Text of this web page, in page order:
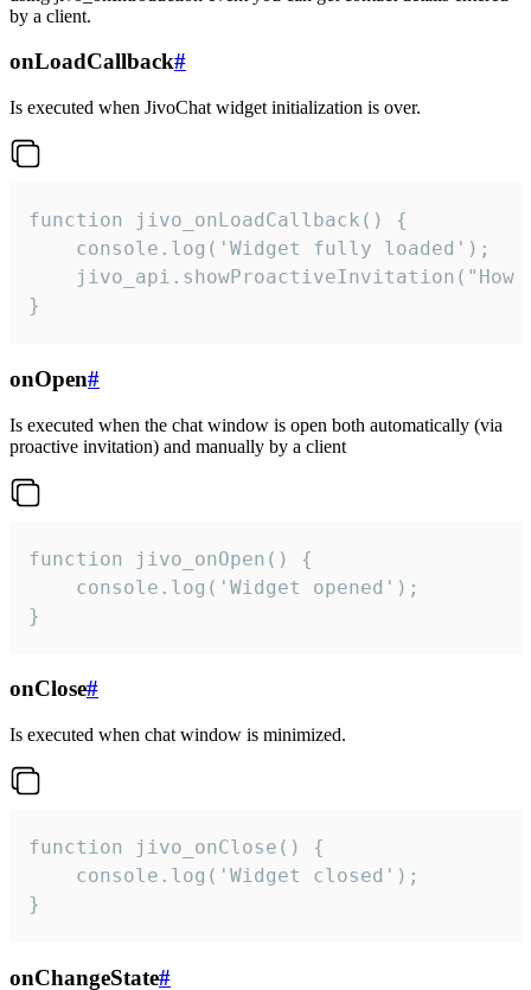
by a client.
onLoadCallback#
Is executed when JivoChat widget initialization is over.
function jivo_onLoadCallback() {
    console.log('Widget fully loaded');
jivo_api.showProactiveInvitation("How
}
onOpen#
Is executed when the chat window is open both automatically (via
proactive invitation) and manually by a client
function jivo_onOpen() {
    console.log('Widget opened');
}
onClose#
Is executed when chat window is minimized.
function jivo_onClose() {
    console.log('Widget closed');
}
onChangeState#